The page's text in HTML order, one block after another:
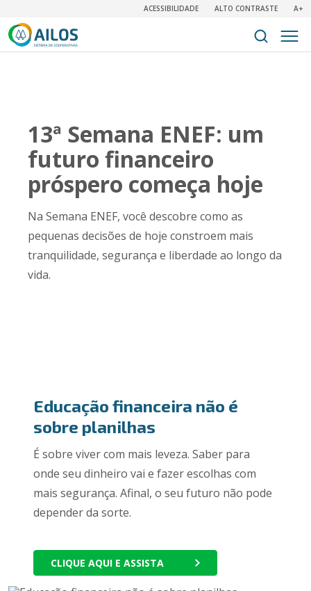
ACESSIBILIDADE ALTO CONTRASTE A+
13ª Semana ENEF: um
futuro financeiro
próspero começa hoje
Na Semana ENEF, você descobre como as
pequenas decisões de hoje constroem mais
tranquilidade, segurança e liberdade ao longo da
vida.
Educação financeira não é
sobre planilhas
É sobre viver com mais leveza. Saber para
onde seu dinheiro vai e fazer escolhas com
mais segurança. Afinal, o seu futuro não pode
depender da sorte.
CLIQUE AQUI E ASSISTA